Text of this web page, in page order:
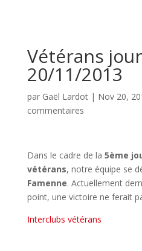
Vétérans
20/11/2013
par Gaël Lardot| Nov 20,
commentaires
Dans le cadre de la 5ème
vétérans, notre équipe se
Famenne. Actuellement
point, une victoire ne ferait
Interclubs vétérans